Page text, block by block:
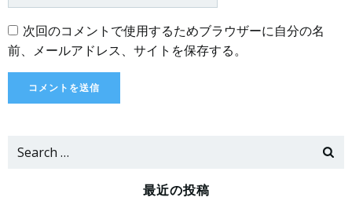
次回のコメントで使用するためブラウザーに自分の名
前、メールアドレス、サイトを保存する。
Search
最近の投稿